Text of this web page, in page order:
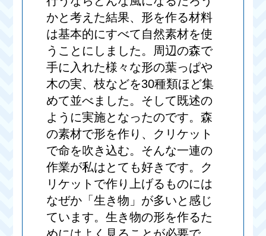
かと考えた結果、形を作る材料
は基本的にすべて自然素材を使
うことにしました。周辺の森で
手に入れた様々な形の葉っぱや
木の実、枝などを30種類ほど集
めて並べました。そして既述の
ように実施となったのです。森
の素材で形を作り、クリケット
で命を吹き込む。そんな一連の
作業が私はとても好きです。ク
リケットで作り上げるものには
なぜか「生き物」が多いと感じ
ています。生き物の形を作るた